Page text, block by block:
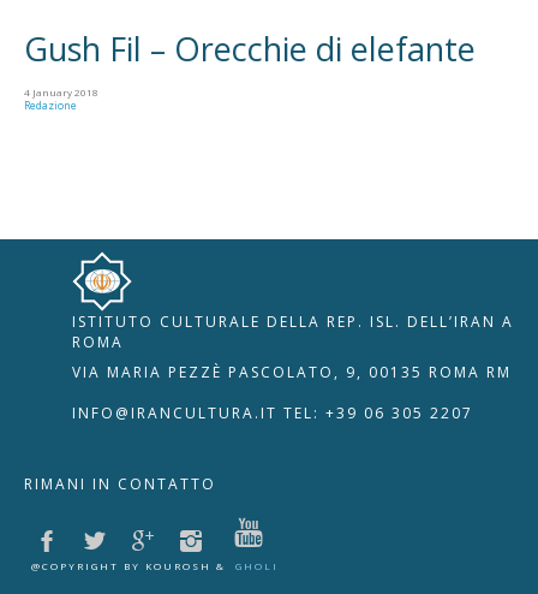
Gush Fil – Orecchie di elefante
4 January 2018
Redazione
ISTITUTO CULTURALE DELLA REP. ISL. DELL’IRAN A
ROMA
VIA MARIA PEZZÈ PASCOLATO, 9, 00135 ROMA RM
INFO@IRANCULTURA.IT TEL: +39 06 305 2207
RIMANI IN CONTATTO
@COPYRIGHT BY KOUROSH & GHOLI
RIPRISTINA 🇮🇹 🇬🇧
Disattiva Immagini
Evidenzia Link